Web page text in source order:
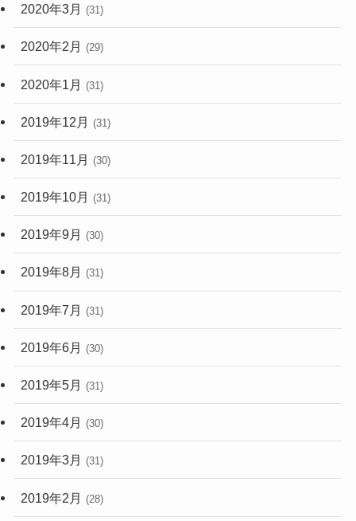
2020年3月 (31)
2020年2月 (29)
2020年1月 (31)
2019年12月 (31)
2019年11月 (30)
2019年10月 (31)
2019年9月 (30)
2019年8月 (31)
2019年7月 (31)
2019年6月 (30)
2019年5月 (31)
2019年4月 (30)
2019年3月 (31)
2019年2月 (28)